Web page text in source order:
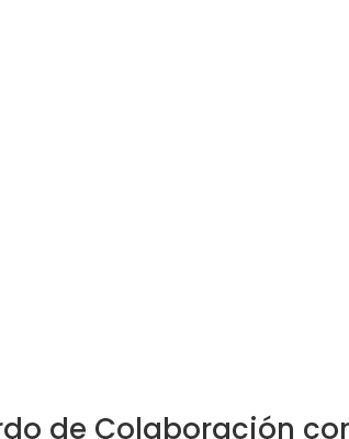
de Colaboración